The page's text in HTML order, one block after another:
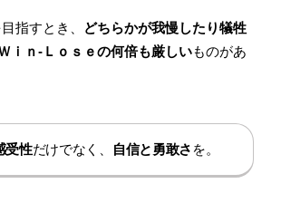
指すとき、
どちらかが我慢したり犠牲
ｉｎ-Ｌｏｓｅの何倍も厳しいものがあ
受性だけでなく、 自信と勇敢さ を。